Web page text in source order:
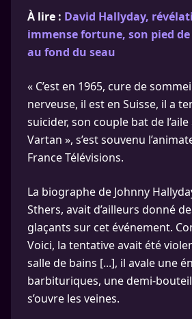
À lire : David Hallyday,
immense fortune, son pied
au fond du seau
« C’est en 1965, cure de
nerveuse, il est en Suisse, il a
suicider, son couple bat de l’aile
Vartan », s’est souvenu
France Télévisions.
La biographe de Johnny
Sthers, avait d’ailleurs donné
glaçants sur cet événement.
Voici, la tentative avait été
salle de bains [...], il avale une
barbituriques, une demi-
s’ouvre les veines.